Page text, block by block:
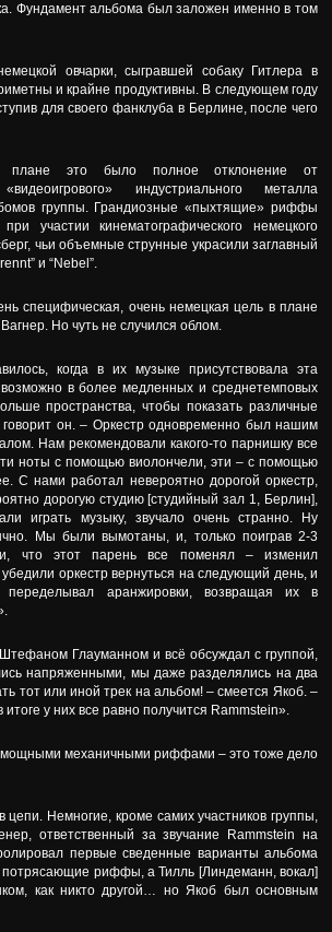
Фундамент альбома был заложен именно в том
овчарки, сыгравшей собаку Гитлера в
и крайне продуктивны. В следующем году
для своего фанклуба в Берлине, после чего
плане это было полное отклонение от
«видеоигрового» индустриального металла
группы. Грандиозные «пыхтящие» риффы
участии кинематографического немецкого
чьи объемные струнные украсили заглавный
и “Nebel”.
специфическая, очень немецкая цель в плане
Но чуть не случился облом.
когда в их музыке присутствовала эта
в более медленных и среднетемповых
пространства, чтобы показать различные
говорит он. – Оркестр одновременно был нашим
Нам рекомендовали какого-то парнишку все
ноты с помощью виолончели, эти – с помощью
С нами работал невероятно дорогой оркестр,
дорогую студию [студийный зал 1, Берлин],
играть музыку, звучало очень странно. Ну
Мы были вымотаны, и, только поиграв 2-3
что этот парень все поменял – изменил
оркестр вернуться на следующий день, и
аранжировки, возвращая их в
Глауманном и всё обсуждал с группой,
напряженными, мы даже разделялись на два
тот или иной трек на альбом! – смеется Якоб. –
у них все равно получится Rammstein».
мощными механичными риффами – это тоже дело
Немногие, кроме самих участников группы,
ответственный за звучание Rammstein на
первые сведенные варианты альбома
потрясающие риффы, а Тилль [Линдеманн, вокал]
как никто другой… но Якоб был основным